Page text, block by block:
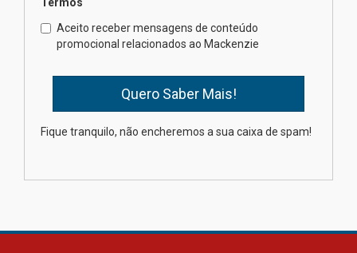
Brasília prepara seus
estudantes para o PAS antes
mesmo do Ensino Médio
na educação dos filhos além da
Aceito receber mensagens de conteúdo
promocional relacionados ao Mackenzie
Fique tranquilo, não encheremos a sua caixa de spam!